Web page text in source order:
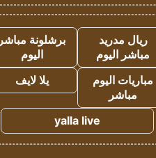
ريال مدريد
مباشر اليوم
برشلونة مباشر
اليوم
مباريات اليوم
مباشر
يلا لايف
yalla live